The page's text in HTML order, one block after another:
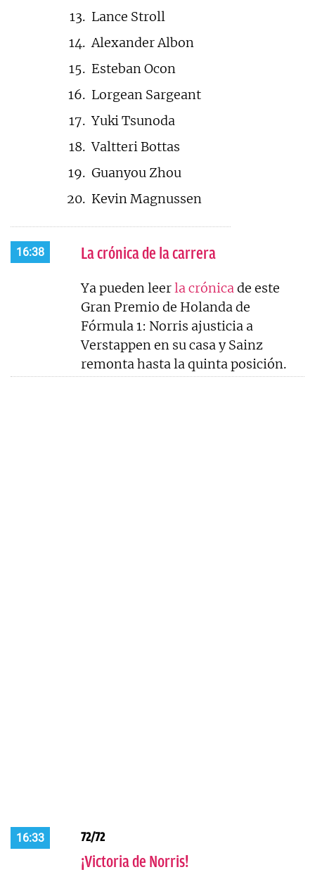
Lance Stroll
Alexander Albon
Esteban Ocon
Lorgean Sargeant
Yuki Tsunoda
Valtteri Bottas
Guanyou Zhou
Kevin Magnussen
16:38 La crónica de la carrera
Ya pueden leerla crónicade este
Gran Premio de Holanda de
Fórmula 1: Norris ajusticia a
Verstappen en su casa y Sainz
remonta hasta la quinta posición.
16:33 72/72
¡Victoria de Norris!